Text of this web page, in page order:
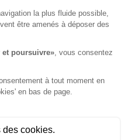
de cadre de vie que
une destination de choix